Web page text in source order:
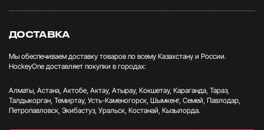
ДОСТАВКА
Мы обеспечиваем доставку товаров по всему Казахстану и России.
HockeyOne доставляет покупки в городах:
Алматы, Астана, Актобе, Актау, Атырау, Кокшетау, Караганда, Тараз,
Талдыкорган, Темиртау, Усть-Каменогорск, Шымкент, Семей, Павлодар,
Петропавловск, Экибастуз, Уральск, Костанай, Кызылорда.